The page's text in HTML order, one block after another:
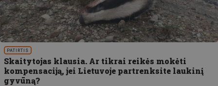
PATIRTIS
Skaitytojas klausia. Ar tikrai reikės mokėti
kompensaciją, jei Lietuvoje partrenksite laukinį
gyvūną?